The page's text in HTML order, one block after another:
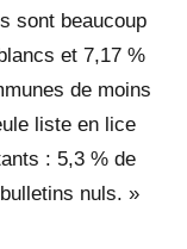
sont beaucoup
et 7,17 %
de moins
liste en lice
: 5,3 % de
nuls. »